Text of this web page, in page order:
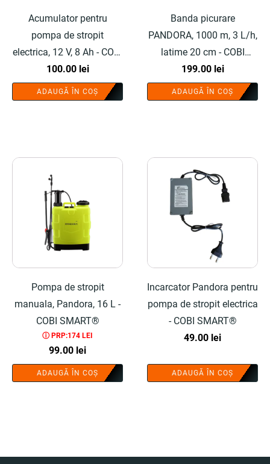
Acumulator pentru
pompa de stropit
electrica, 12 V, 8 Ah - COBI
SMART®
100.00 lei
ADAUGĂ ÎN COȘ
Banda picurare
PANDORA, 1000 m, 3 L/h,
latime 20 cm - COBI
SMART®
199.00 lei
ADAUGĂ ÎN COȘ
Pompa de stropit
manuala, Pandora, 16 L -
COBI SMART®
ⓘ PRP:174 LEI
99.00 lei
ADAUGĂ ÎN COȘ
Incarcator Pandora pentru
pompa de stropit electrica
- COBI SMART®
49.00 lei
ADAUGĂ ÎN COȘ